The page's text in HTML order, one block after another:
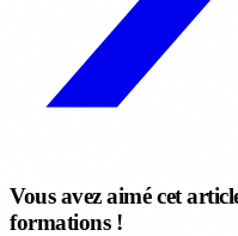
Vous avez aimé cet
formations !